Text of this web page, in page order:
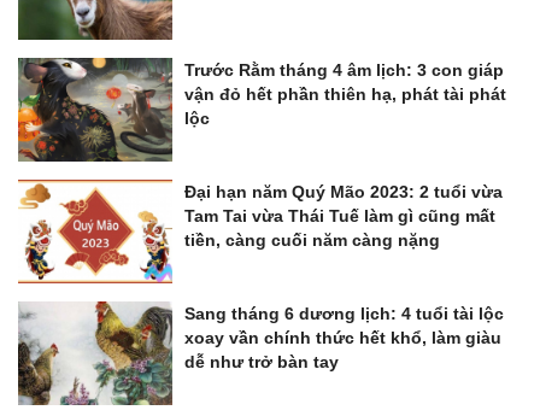
Trước Rằm tháng 4 âm lịch: 3 con giáp
vận đỏ hết phần thiên hạ, phát tài phát
lộc
Đại hạn năm Quý Mão 2023: 2 tuổi vừa
Tam Tai vừa Thái Tuế làm gì cũng mất
tiền, càng cuối năm càng nặng
Sang tháng 6 dương lịch: 4 tuổi tài lộc
xoay vần chính thức hết khổ, làm giàu
dễ như trở bàn tay